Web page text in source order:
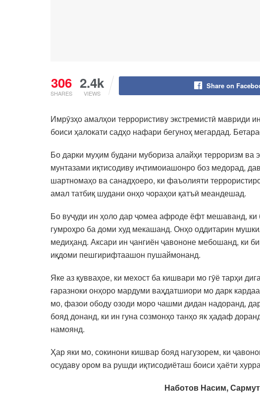
306
SHARES
2.4k
VIEWS
Share on
Имрӯзҳо амалҳои террористиву экстремистӣ
боиси ҳалокати садҳо нафари бегуноҳ мегардад.
Бо дарки муҳим будани мубориза алайҳи терроризм
мунтазами иқтисодиву иҷтимоиашонро боз медорад,
шартномаҳо ва санадҳоеро, ки фаъолияти
амал татбиқ шудани онҳо чораҳои қатъӣ меандешад.
Бо вуҷуди ин ҳоло дар ҷомеа афроде ёфт мешаванд,
гумроҳро ба доми худ мекашанд. Онҳо оддитарин
медиҳанд. Аксари ин ҷангиён ҷавононе мебошанд, ки
иқдоми пешгирифтаашон пушаймонанд.
Яке аз қувваҳое, ки мехост ба кишвари мо гӯё тарҳи
ғаразноки онҳоро мардуми ваҳдатшиори мо дарк
мо, фазои ободу озоди моро чашми дидан надоранд,
бояд донанд, ки ин гуна созмонҳо танҳо як ҳадаф
намоянд.
Ҳар яки мо, сокинони кишвар бояд нагузорем, ки
осудаву ором ва рушди иқтисодиёташ боиси ҳаёти
Наботов Насим,